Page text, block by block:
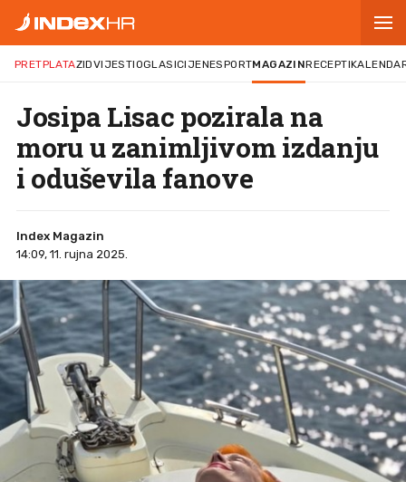
PRETPLATAZIDVIJESTIOGLASICIJENESPORTMAGAZINRECEPTI
Josipa Lisac pozirala na
moru u zanimljivom izdanju
i oduševila fanove
Index Magazin
14:09, 11. rujna 2025.